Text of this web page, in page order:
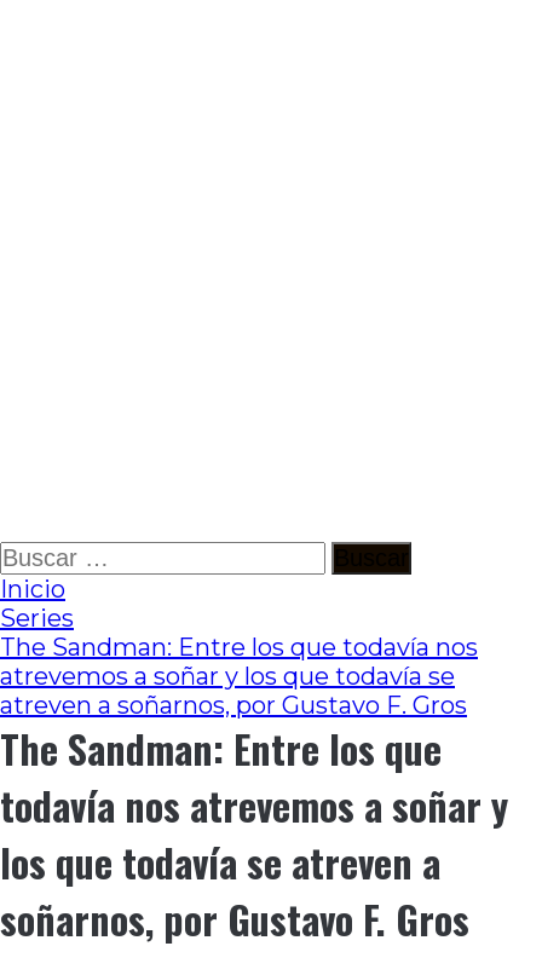
Ir
al
contenido
Buscar:
Inicio
Series
The Sandman: Entre los que todavía nos
atrevemos a soñar y los que todavía se
atreven a soñarnos, por Gustavo F. Gros
The Sandman: Entre los que
todavía nos atrevemos a soñar y
los que todavía se atreven a
soñarnos, por Gustavo F. Gros